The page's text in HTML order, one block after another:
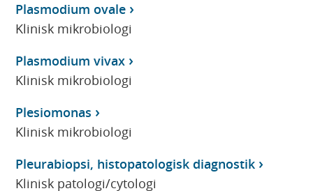
Plasmodium ovale
Klinisk mikrobiologi
Plasmodium vivax
Klinisk mikrobiologi
Plesiomonas
Klinisk mikrobiologi
Pleurabiopsi, histopatologisk diagnostik
Klinisk patologi/cytologi